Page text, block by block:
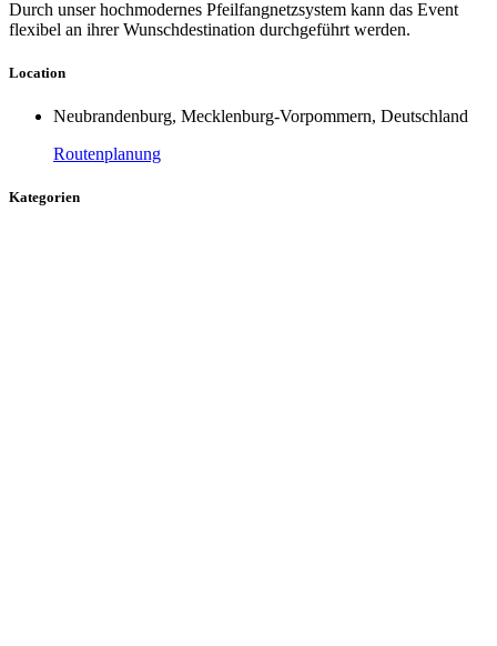
Durch unser hochmodernes Pfeilfangnetzsystem kann das Event
flexibel an ihrer Wunschdestination durchgeführt werden.
Location
Neubrandenburg, Mecklenburg-Vorpommern, Deutschland
Routenplanung
Kategorien